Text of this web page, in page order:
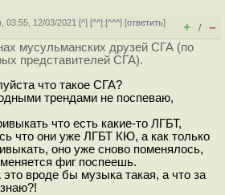
03:55, 12/03/2021 [^] [^^] [^^^] [ответить]
+ / –
мусульманских друзей СГА (по
представителей СГА).
что такое СГА?
трендами не поспеваю,
что есть какие-то ЛГБТ,
что они уже ЛГБТ КЮ, а как только
оно уже сново поменялось,
фиг поспеешь.
вроде бы музыка такая, а что за